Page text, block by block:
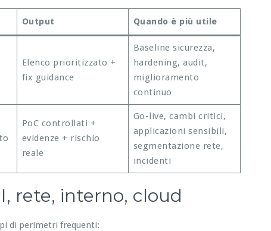
Output Quando è più utile
Elenco prioritizzato +
fix guidance
Baseline sicurezza,
hardening, audit,
miglioramento
continuo
PoC controllati +
evidenze + rischio
reale
Go-live, cambi critici,
applicazioni sensibili,
segmentazione rete,
incidenti
rete, interno, cloud
di perimetri frequenti: